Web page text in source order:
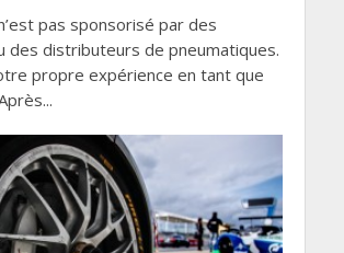
pas sponsorisé par des
des distributeurs de pneumatiques.
propre expérience en tant que